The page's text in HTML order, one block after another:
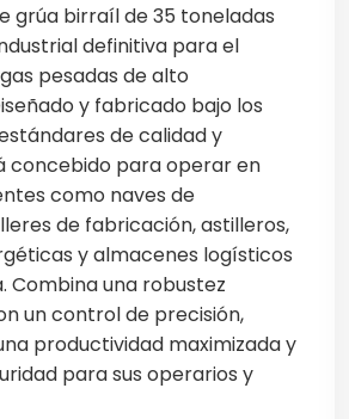
grúa birraíl de 35 toneladas
definitiva para el
pesadas de alto
y fabricado bajo los
de calidad y
concebido para operar en
como naves de
de fabricación, astilleros,
y almacenes logísticos
Combina una robustez
un control de precisión,
productividad maximizada y
para sus operarios y